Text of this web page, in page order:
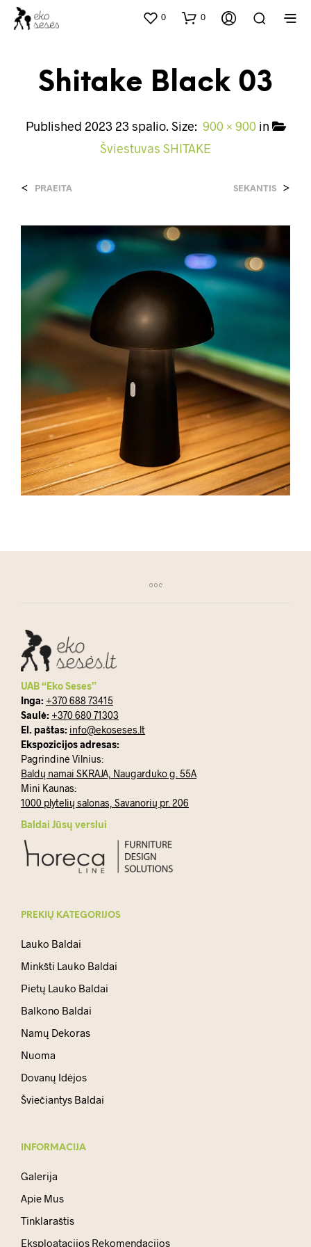
0 0
Shitake Black 03
Published 2023 23 spalio. Size: 900 × 900in
Šviestuvas SHITAKE
< PRAEITA SEKANTIS >
UAB “Eko Seses”
Inga: +370 688 73415
Saulė: +370 680 71303
El. paštas: info@ekoseses.lt
Ekspozicijos adresas:
Pagrindinė Vilnius:
Baldų namai SKRAJA, Naugarduko g. 55A
Mini Kaunas:
1000 plytelių salonas, Savanorių pr. 206
Baldai Jūsų verslui
PREKIŲ KATEGORIJOS
Lauko Baldai
Minkšti Lauko Baldai
Pietų Lauko Baldai
Balkono Baldai
Namų Dekoras
Nuoma
Dovanų Idėjos
Šviečiantys Baldai
INFORMACIJA
Galerija
Apie Mus
Tinklaraštis
Eksploatacijos Rekomendacijos